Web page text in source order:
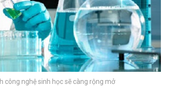
công nghệ sinh học sẽ càng rộng mở